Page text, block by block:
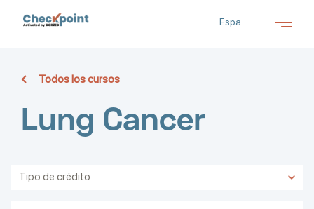
Español (es)
Todos los cursos
Lung Cancer